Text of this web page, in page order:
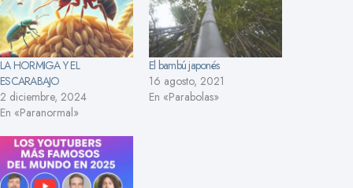
LA HORMIGA Y EL
ESCARABAJO
2 diciembre, 2024
En «Paranormal»
El bambú japonés
16 agosto, 2021
En «Parabolas»